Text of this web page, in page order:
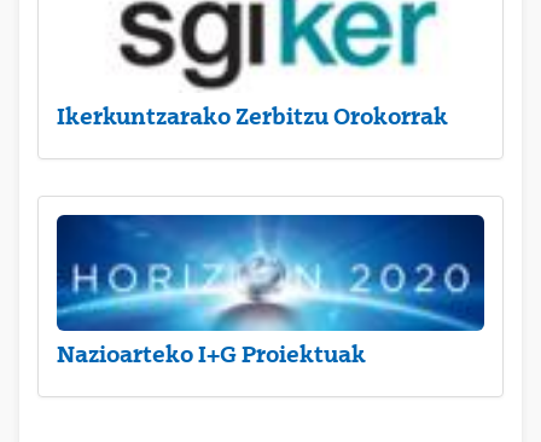
Ikerkuntzarako Zerbitzu Orokorrak
Nazioarteko I+G Proiektuak